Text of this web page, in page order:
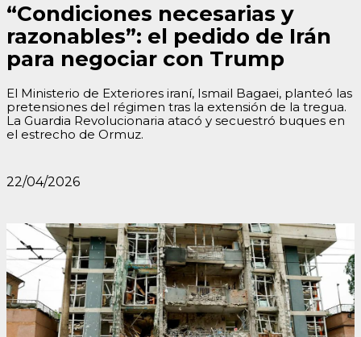
“Condiciones necesarias y
razonables”: el pedido de Irán
para negociar con Trump
El Ministerio de Exteriores iraní, Ismail Bagaei, planteó las
pretensiones del régimen tras la extensión de la tregua.
La Guardia Revolucionaria atacó y secuestró buques en
el estrecho de Ormuz.
22/04/2026